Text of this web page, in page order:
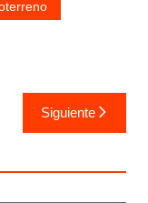
Siguiente